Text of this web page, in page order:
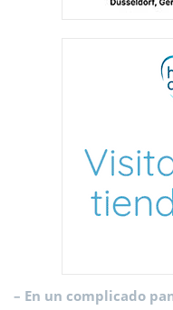
– En un complicado